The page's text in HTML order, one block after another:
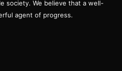
society. We believe that a well-
agent of progress.